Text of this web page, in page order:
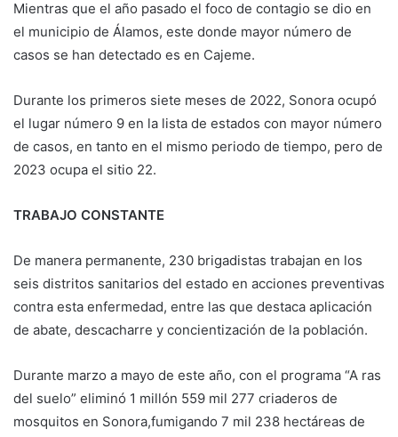
Mientras que el año pasado el foco de contagio se dio en
el municipio de Álamos, este donde mayor número de
casos se han detectado es en Cajeme.
Durante los primeros siete meses de 2022, Sonora ocupó
el lugar número 9 en la lista de estados con mayor número
de casos, en tanto en el mismo periodo de tiempo, pero de
2023 ocupa el sitio 22.
TRABAJO CONSTANTE
De manera permanente, 230 brigadistas trabajan en los
seis distritos sanitarios del estado en acciones preventivas
contra esta enfermedad, entre las que destaca aplicación
de abate, descacharre y concientización de la población.
Durante marzo a mayo de este año, con el programa “A ras
del suelo” eliminó 1 millón 559 mil 277 criaderos de
mosquitos en Sonora,fumigando 7 mil 238 hectáreas de